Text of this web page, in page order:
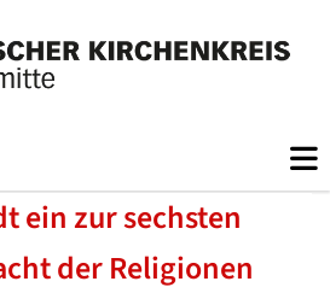
ein zur sechsten
der Religionen